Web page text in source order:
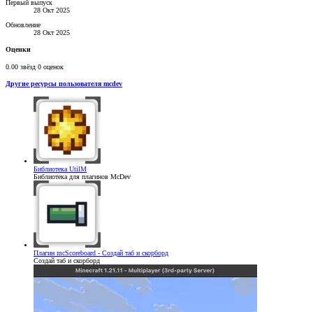
Первый выпуск
28 Окт 2025
Обновление
28 Окт 2025
Оценки
0.00 звёзд 0 оценок
Другие ресурсы пользователя mcdev
Библиотека UtilM
Библиотека для плагинов McDev
Плагин mcScoreboard - Создай таб и скорборд
Создай таб и скорборд